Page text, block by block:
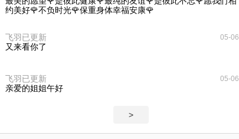
约美好🌹不负时光🌹保重身体幸福安康🌹
飞羽已更新 05-06
又来看你了
飞羽已更新 05-06
亲爱的姐姐午好
>